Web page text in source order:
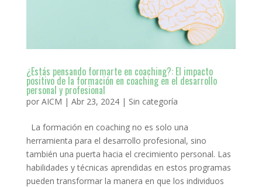
¿Estás pensando formarte en coaching?: El impacto
positivo de la formación en coaching en el desarrollo
personal y profesional
por AICM | Abr 23, 2024| Sin categoría
La formación en coaching no es solo una
herramienta para el desarrollo profesional, sino
también una puerta hacia el crecimiento personal. Las
habilidades y técnicas aprendidas en estos programas
pueden transformar la manera en que los individuos